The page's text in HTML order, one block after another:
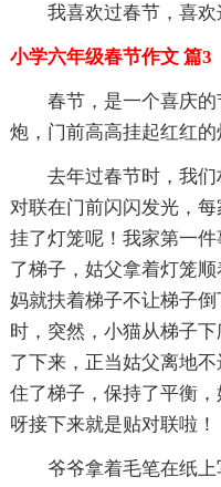
我喜欢过春节，喜欢
小学六年级春节作文 篇3
春节，是一个喜庆
炮，门前高高挂起红红的
去年过春节时，我们
对联在门前闪闪发光，
挂了灯笼呢！我家第一
了梯子，姑父拿着灯笼
妈就扶着梯子不让梯子
时，突然，小猫从梯子
了下来，正当姑父离地
住了梯子，保持了平衡
呀接下来就是贴对联啦！
爷爷拿着毛笔在纸